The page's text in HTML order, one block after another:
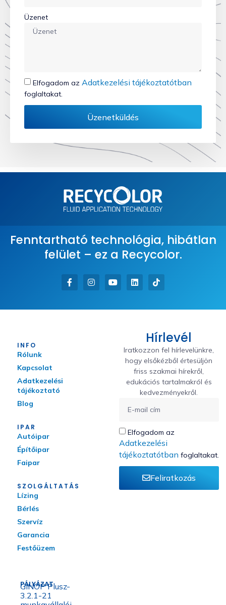
Üzenet
Elfogadom az Adatkezelési tájékoztatótban
foglaltakat.
Üzenetküldés
Fenntartható technológia, hibátlan
felület – ez a Recycolor.
INFO
Rólunk
Kapcsolat
Adatkezelési
tájékoztató
Blog
IPAR
Autóipar
Építőipar
Faipar
SZOLGÁLTATÁS
Lízing
Bérlés
Szervíz
Garancia
Festőüzem
PÁLYÁZAT
GINOP Plusz-
3.2.1-21
Hírlevél
Iratkozzon fel hírlevelünkre,
hogy elsőkézből értesüljön
friss szakmai hírekről,
edukációs tartalmakról és
kedvezményekről.
Elfogadom az
Adatkezelési
tájékoztatótban foglaltakat.
Feliratkozás